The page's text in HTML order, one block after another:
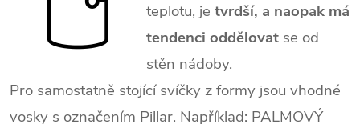
teplotu, je tvrdší, a naopak má
tendenci oddělovat se od
stěn nádoby.
Pro samostatně stojící svíčky z formy jsou vhodné
vosky s označením Pillar. Například: PALMOVÝ